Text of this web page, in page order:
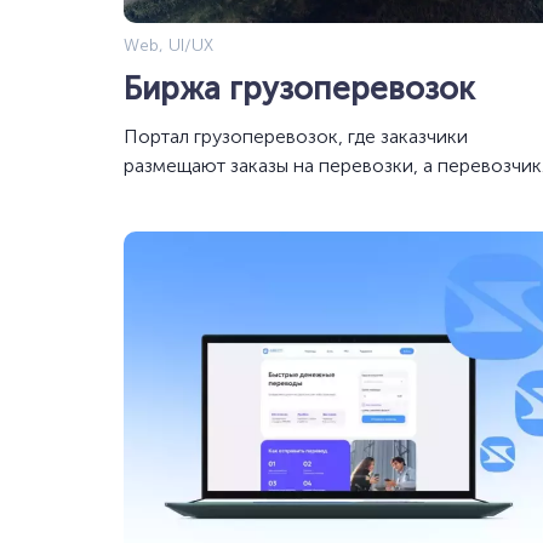
Web, UI/UX
Биржа грузоперевозок
Портал грузоперевозок, где заказчики
размещают заказы на перевозки, а